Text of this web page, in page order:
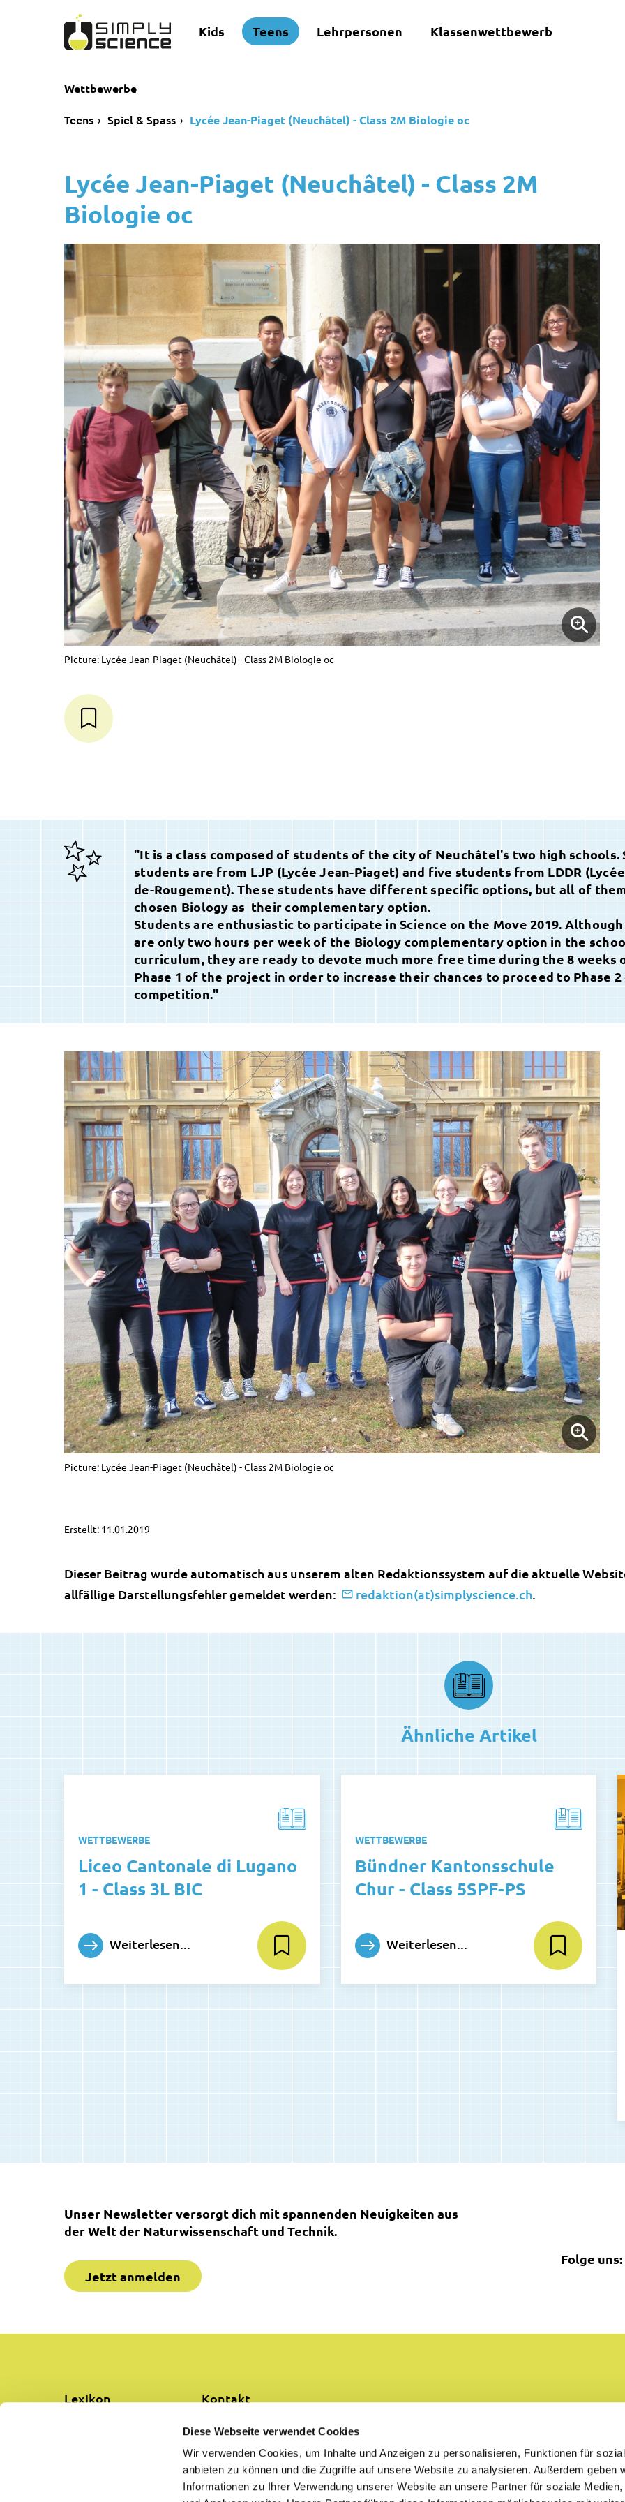
Diese Webseite verwendet Cookies
Wir verwenden Cookies, um Inhalte und Anzeigen zu personalisieren, Funktionen für
anbieten zu können und die Zugriffe auf unsere Website zu analysieren. Außerdem geben
Informationen zu Ihrer Verwendung unserer Website an unsere Partner für soziale Medien,
Kids Teens Lehrpersonen Klassenwettbewerb
Wettbewerbe
Teens Spiel & Spass Lycée Jean-Piaget (Neuchâtel) - Class 2M Biologie oc
Lycée Jean-Piaget (Neuchâtel) - Class 2M
Biologie oc
Picture: Lycée Jean-Piaget (Neuchâtel) - Class 2M Biologie oc
"It is a class composed of students of the city of Neuchâtel's two high schools.
students are from LJP (Lycée Jean-Piaget) and five students from LDDR
de-Rougement). These students have different specific options, but all of
chosen Biology as their complementary option.
Students are enthusiastic to participate in Science on the Move 2019.
are only two hours per week of the Biology complementary option in the
curriculum, they are ready to devote much more free time during the 8 weeks
Phase 1 of the project in order to increase their chances to proceed to Phase
competition."
Picture: Lycée Jean-Piaget (Neuchâtel) - Class 2M Biologie oc
Erstellt: 11.01.2019
Dieser Beitrag wurde automatisch aus unserem alten Redaktionssystem auf die aktuelle
allfällige Darstellungsfehler gemeldet werden:
redaktion(at)simplyscience.ch.
Ähnliche Artikel
WETTBEWERBE
Liceo Cantonale di Lugano
1 - Class 3L BIC
Weiterlesen...
WETTBEWERBE
Bündner Kantonsschule
Chur - Class 5SPF-PS
Weiterlesen...
Unser Newsletter versorgt dich mit spannenden Neuigkeiten aus
der Welt der Naturwissenschaft und Technik.
Jetzt anmelden
Folge uns:
Lexikon Kontakt
Über uns
Datenschutz